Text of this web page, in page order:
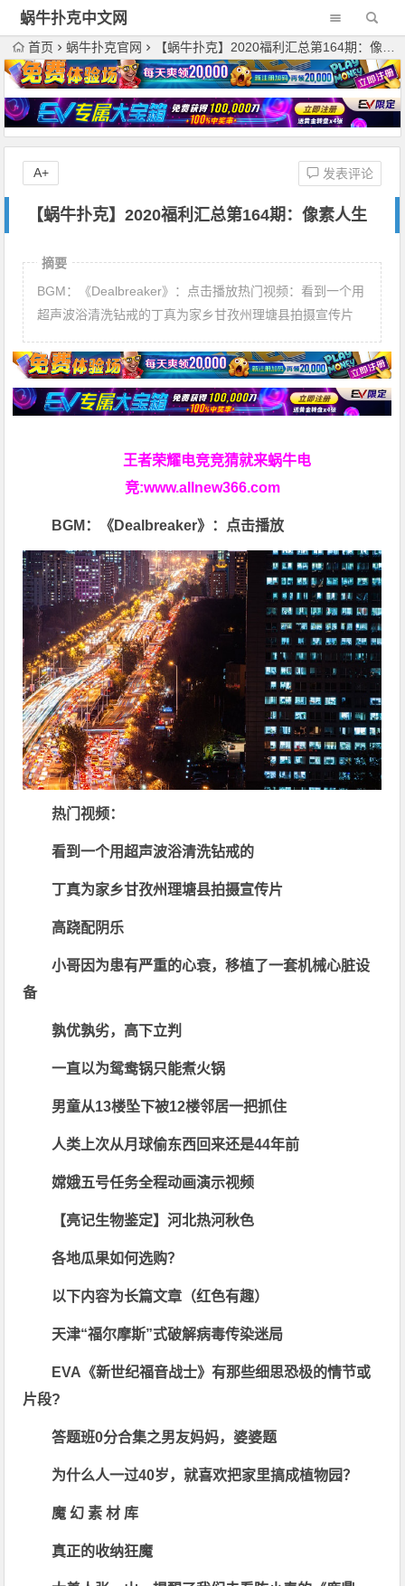
蜗牛扑克中文网
首页 蜗牛扑克官网 【蜗牛扑克】2020福利汇总第164期：像素人生
【蜗牛扑克】2020福利汇总第164期：像素人生
发表评论
A+
摘要
BGM：《Dealbreaker》：点击播放热门视频：看到一个用
超声波浴清洗钻戒的丁真为家乡甘孜州理塘县拍摄宣传片
王者荣耀电竞竞猜就来蜗牛电
竞:www.allnew366.com
BGM：《Dealbreaker》：点击播放
热门视频：
看到一个用超声波浴清洗钻戒的
丁真为家乡甘孜州理塘县拍摄宣传片
高跷配阴乐
小哥因为患有严重的心衰，移植了一套机械心脏设
备
孰优孰劣，高下立判
一直以为鸳鸯锅只能煮火锅
男童从13楼坠下被12楼邻居一把抓住
人类上次从月球偷东西回来还是44年前
嫦娥五号任务全程动画演示视频
【亮记生物鉴定】河北热河秋色
各地瓜果如何选购？
以下内容为长篇文章（红色有趣）
天津“福尔摩斯”式破解病毒传染迷局
EVA《新世纪福音战士》有那些细思恐极的情节或
片段?
答题班0分合集之男友妈妈，婆婆题
为什么人一过40岁，就喜欢把家里搞成植物园？
魔 幻 素 材 库
真正的收纳狂魔